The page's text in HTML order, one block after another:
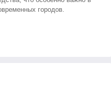
городов.